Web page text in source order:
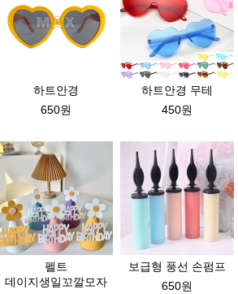
하트안경
650원
하트안경 무테
450원
펠트
데이지생일꼬깔모자
보급형 풍선 손펌프
650원